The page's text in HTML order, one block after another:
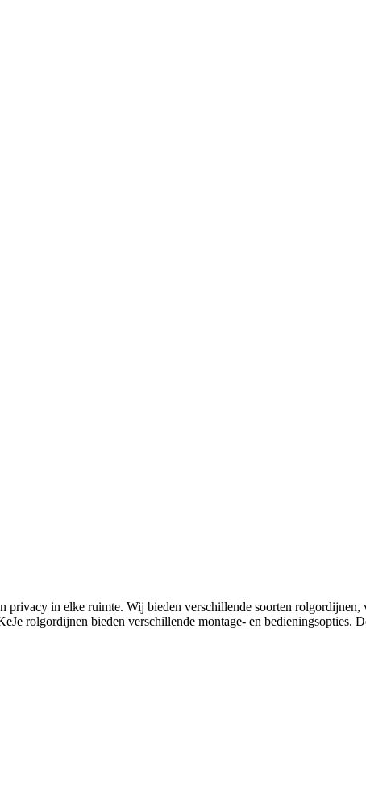
in elke ruimte. Wij bieden verschillende soorten
rolgordijnen bieden verschillende montage- en bedieningsopties.